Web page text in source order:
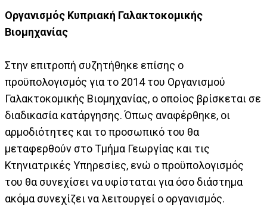
Οργανισμός Κυπριακή Γαλακτοκομικής
Βιομηχανίας
Στην επιτροπή συζητήθηκε επίσης ο
προϋπολογισμός για το 2014 του Οργανισμού
Γαλακτοκομικής Βιομηχανίας, ο οποίος βρίσκεται σε
διαδικασία κατάργησης. Όπως αναφέρθηκε, οι
αρμοδιότητες και το προσωπικό του θα
μεταφερθούν στο Τμήμα Γεωργίας και τις
Κτηνιατρικές Υπηρεσίες, ενώ ο προϋπολογισμός
του θα συνεχίσει να υφίσταται για όσο διάστημα
ακόμα συνεχίζει να λειτουργεί ο οργανισμός.